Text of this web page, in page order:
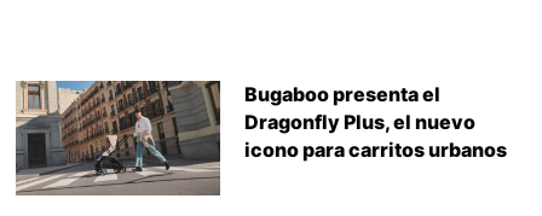
Bugaboo presenta el
Dragonfly Plus, el nuevo
icono para carritos urbanos